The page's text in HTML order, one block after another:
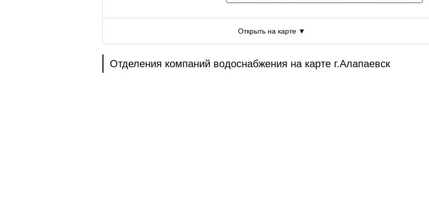
Открыть на карте ▼
Отделения компаний водоснабжения на карте г.Алапаевск